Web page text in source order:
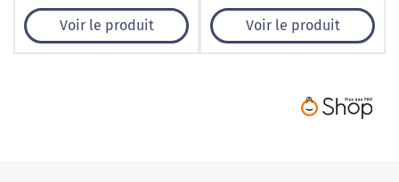
Voir le produit Voir le produit